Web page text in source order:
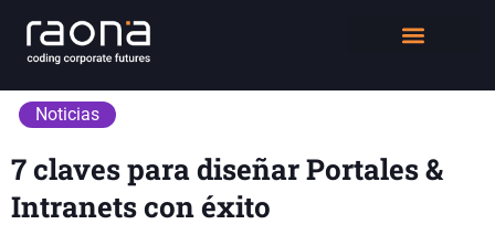
Noticias
7 claves para diseñar Portales &
Intranets con éxito